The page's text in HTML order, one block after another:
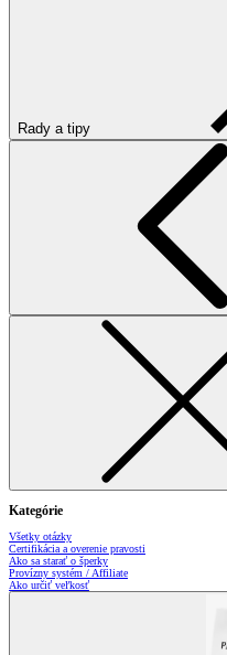
Rady a tipy
Kategórie
Všetky otázky
Certifikácia a overenie pravosti
Ako sa starať o šperky
Provízny systém / Affiliate
Ako určiť veľkosť